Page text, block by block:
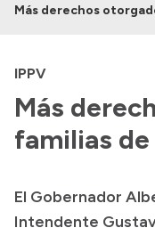
Archivo de noticias
Transparencia
Más derechos
IPPV
Más
familias de
El Gobernador
Intendente